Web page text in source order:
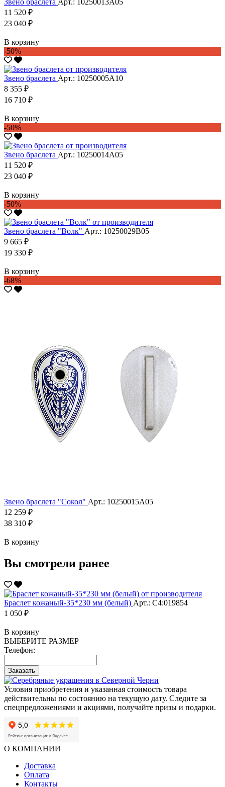
11 520 ₽
23 040 ₽
В корзину
-50%
Звено браслета Арт.: 10250005А10
8 355 ₽
16 710 ₽
В корзину
-50%
Звено браслета Арт.: 10250014А05
11 520 ₽
23 040 ₽
В корзину
-50%
Звено браслета "Волк" Арт.: 10250029В05
9 665 ₽
19 330 ₽
В корзину
-68%
Звено браслета "Сокол" Арт.: 10250015А05
12 259 ₽
38 310 ₽
В корзину
Вы смотрели ранее
Браслет кожаный-35*230 мм (белый) Арт.: С4:019854
1 050 ₽
В корзину
ВЫБЕРИТЕ РАЗМЕР
Телефон:
Заказать
Условия приобретения и указанная стоимость товара
действительны по состоянию на текущую дату. Следите за
спецпредложениями и акциями, получайте призы и подарки.
О КОМПАНИИ
Доставка
Оплата
Контакты